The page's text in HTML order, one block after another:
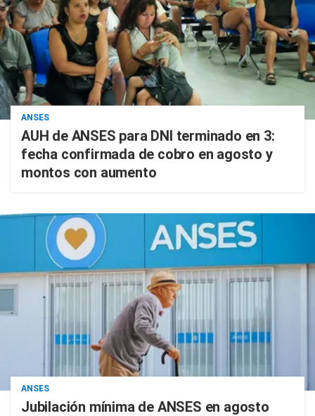
ANSES
AUH de ANSES para DNI terminado en 3:
fecha confirmada de cobro en agosto y
montos con aumento
ANSES
Jubilación mínima de ANSES en agosto